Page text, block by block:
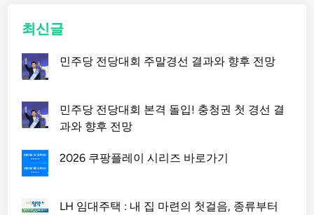
최신글
민주당 전당대회 주말경선 결과와 향후 전망
민주당 전당대회 본격 돌입! 충청권 첫 경선 결
과와 향후 전망
2026 쿠팡플레이 시리즈 바로가기
LH 임대주택 : 내 집 마련의 첫걸음, 종류부터